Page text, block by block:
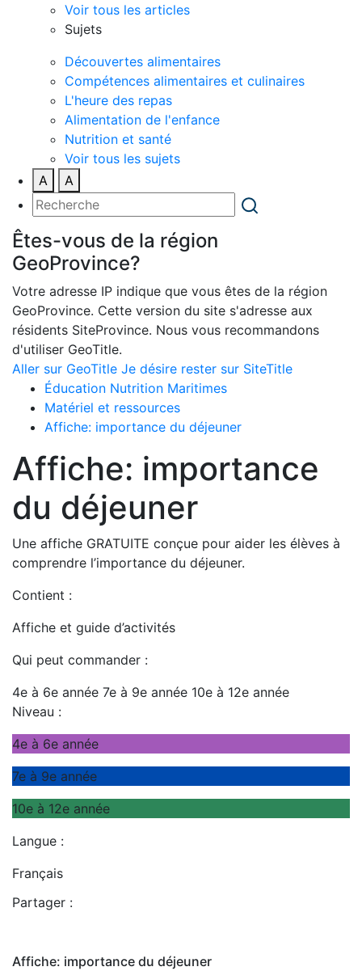
Voir tous les articles
Sujets
Découvertes alimentaires
Compétences alimentaires et culinaires
L'heure des repas
Alimentation de l'enfance
Nutrition et santé
Voir tous les sujets
A
A
Êtes-vous de la région
GeoProvince?
Votre adresse IP indique que vous êtes de la région
GeoProvince. Cette version du site s'adresse aux
résidents SiteProvince. Nous vous recommandons
d'utiliser GeoTitle.
Aller sur GeoTitle Je désire rester sur SiteTitle
Éducation Nutrition Maritimes
Matériel et ressources
Affiche: importance du déjeuner
Affiche: importance
du déjeuner
Une affiche GRATUITE conçue pour aider les élèves à
comprendre l’importance du déjeuner.
Contient :
Affiche et guide d’activités
Qui peut commander :
4e à 6e année 7e à 9e année 10e à 12e année
Niveau :
4e à 6e année
7e à 9e année
10e à 12e année
Langue :
Français
Partager :
Affiche: importance du déjeuner